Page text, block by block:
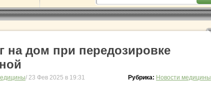
на дом при передозировке
/ 23 Фев 2025 в 19:31 Рубрика: Новости медицины